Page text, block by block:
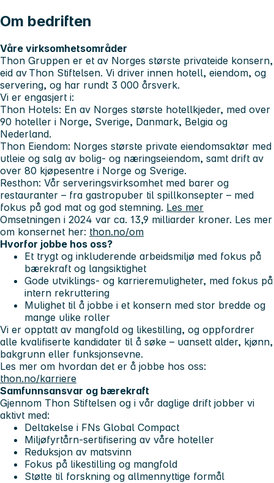
Om bedriften
Våre virksomhetsområder
Thon Gruppen er et av Norges største privateide konsern,
eid av Thon Stiftelsen. Vi driver innen hotell, eiendom, og
servering, og har rundt 3 000 årsverk.
Vi er engasjert i:
Thon Hotels: En av Norges største hotellkjeder, med over
90 hoteller i Norge, Sverige, Danmark, Belgia og
Nederland.
Thon Eiendom: Norges største private eiendomsaktør med
utleie og salg av bolig- og næringseiendom, samt drift av
over 80 kjøpesentre i Norge og Sverige.
Resthon: Vår serveringsvirksomhet med barer og
restauranter – fra gastropuber til spillkonsepter – med
fokus på god mat og god stemning. Les mer
Omsetningen i 2024 var ca. 13,9 milliarder kroner. Les mer
om konsernet her: thon.no/om
Hvorfor jobbe hos oss?
Et trygt og inkluderende arbeidsmiljø med fokus på
bærekraft og langsiktighet
Gode utviklings- og karrieremuligheter, med fokus på
intern rekruttering
Mulighet til å jobbe i et konsern med stor bredde og
mange ulike roller
Vi er opptatt av mangfold og likestilling, og oppfordrer
alle kvalifiserte kandidater til å søke – uansett alder, kjønn,
bakgrunn eller funksjonsevne.
Les mer om hvordan det er å jobbe hos oss:
thon.no/karriere
Samfunnsansvar og bærekraft
Gjennom Thon Stiftelsen og i vår daglige drift jobber vi
aktivt med:
Deltakelse i FNs Global Compact
Miljøfyrtårn-sertifisering av våre hoteller
Reduksjon av matsvinn
Fokus på likestilling og mangfold
Støtte til forskning og allmennyttige formål